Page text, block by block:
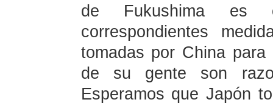
de Fukushima es
correspondientes
tomadas por China
de su gente son
Esperamos que Japón